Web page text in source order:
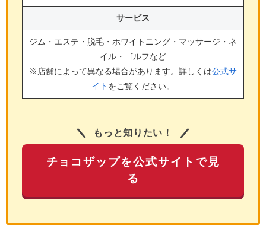
サービス
ジム・エステ・脱毛・ホワイトニング・マッサージ・ネ
イル・ゴルフなど
※店舗によって異なる場合があります。詳しくは公式サ
イト をご覧ください。
もっと知りたい！
チョコザップを公式サイトで見
る